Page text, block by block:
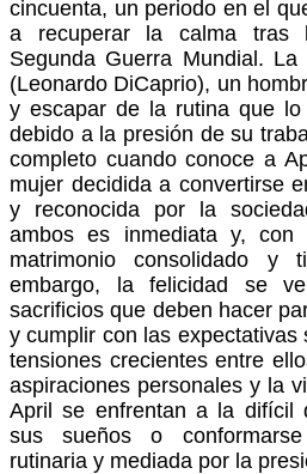
cincuenta, un periodo en el
a recuperar la calma tras
Segunda Guerra Mundial.
(Leonardo DiCaprio), un
y escapar de la rutina que lo
debido a la presión de su
completo cuando conoce a
mujer decidida a convertirse
y reconocida por la
ambos es inmediata y, con
matrimonio consolidado y
embargo, la felicidad se
sacrificios que deben hacer
y cumplir con las expectativas
tensiones crecientes entre
aspiraciones personales y la
April se enfrentan a la difícil
sus sueños o
rutinaria y mediada por la